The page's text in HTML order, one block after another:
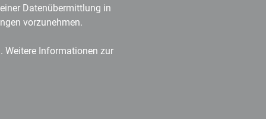
Datenübermittlung in
vorzunehmen.
Weitere Informationen zur